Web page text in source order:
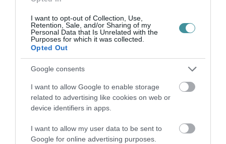
I want to opt-out of Collection, Use,
Retention, Sale, and/or Sharing of my
Personal Data that Is Unrelated with the
Purposes for which it was collected.
Opted Out
Google consents
I want to allow Google to enable storage
related to advertising like cookies on web or
device identifiers in apps.
I want to allow my user data to be sent to
Google for online advertising purposes.
KATONAI HELIKOPTEREK SEGÍTIK AZ
OLTÁST A DÉDESTAPOLCSÁNYI...
LEGNAGYOBB BORÜNNEPE: AUGUSZT...
2026. augusztus 05|Programok
BIZTOSÍTOTTÁK BE A PÉNZCSAPHOZ...
2026. augusztus 05|Mindenki ügye